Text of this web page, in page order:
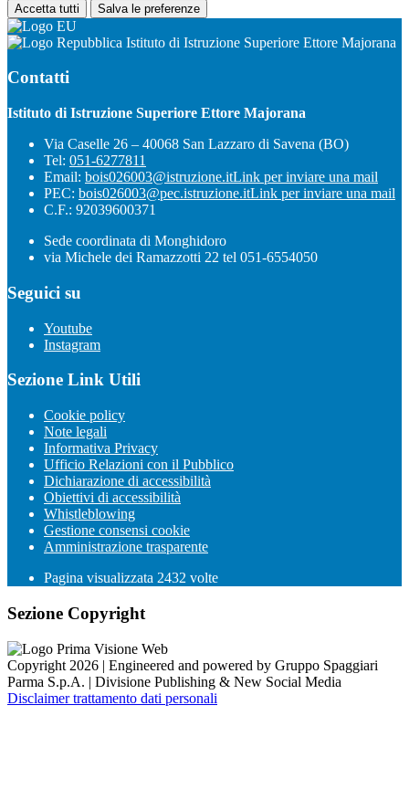
Accetta tutti Salva le preferenze
Istituto di Istruzione Superiore Ettore Majorana
Contatti
Istituto di Istruzione Superiore Ettore Majorana
Via Caselle 26 – 40068 San Lazzaro di Savena (BO)
Tel: 051-6277811
Email: bois026003@istruzione.itLink per inviare una mail
PEC: bois026003@pec.istruzione.itLink per inviare una mail
C.F.: 92039600371
Sede coordinata di Monghidoro
via Michele dei Ramazzotti 22 tel 051-6554050
Seguici su
Youtube
Instagram
Sezione Link Utili
Cookie policy
Note legali
Informativa Privacy
Ufficio Relazioni con il Pubblico
Dichiarazione di accessibilità
Obiettivi di accessibilità
Whistleblowing
Gestione consensi cookie
Amministrazione trasparente
Pagina visualizzata 2432 volte
Sezione Copyright
Copyright 2026 | Engineered and powered by Gruppo Spaggiari
Parma S.p.A. | Divisione Publishing & New Social Media
Disclaimer trattamento dati personali